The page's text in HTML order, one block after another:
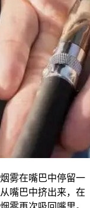
雾在嘴巴中停留一
嘴巴中挤出来，在